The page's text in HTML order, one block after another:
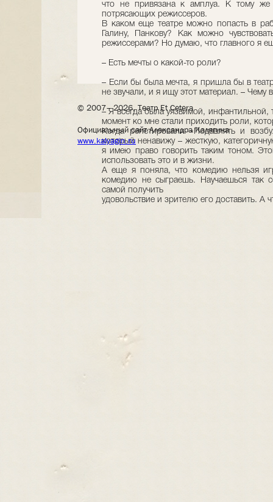
что не привязана к амплуа. К тому же
потрясающих режиссеров.
В каком еще театре можно попасть в
Галину, Панкову? Как можно
режиссерами? Но думаю, что главного я
– Есть мечты о какой-то роли?
– Если бы была мечта, я пришла бы в
не звучали, и я ищу этот материал. – Чему
– Я всегда была уязвимой,
момент ко мне стали приходить роли,
Когда репетировали «Подавлять и
который ненавижу – жесткую,
я имею право говорить таким тоном.
использовать это и в жизни.
А еще я поняла, что комедию нельзя
комедию не сыграешь. Научаешься так
самой получить
удовольствие и зрителю его доставить. А
© 2007– 2026, Театр Et Cetera
Официальный сайт Александра Калягина
www.kalyagin.ru